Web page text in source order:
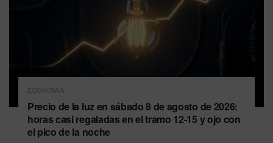
ECONOMÍA
Precio de la luz en sábado 8 de agosto de 2026:
horas casi regaladas en el tramo 12-15 y ojo con
el pico de la noche